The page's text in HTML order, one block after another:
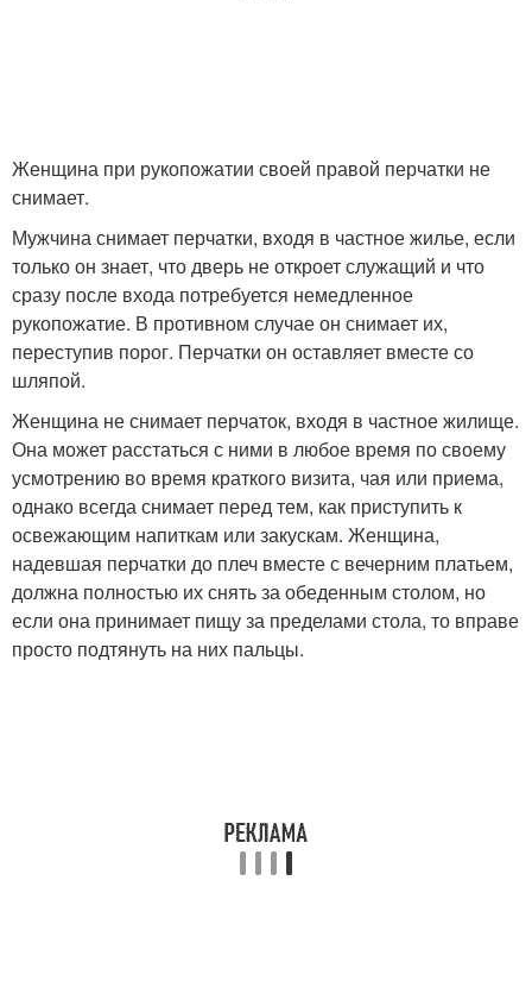
Женщина при рукопожатии своей правой перчатки не
снимает.
Мужчина снимает перчатки, входя в частное жилье, если
только он знает, что дверь не откроет служащий и что
сразу после входа потребуется немедленное
рукопожатие. В противном случае он снимает их,
переступив порог. Перчатки он оставляет вместе со
шляпой.
Женщина не снимает перчаток, входя в частное жилище.
Она может расстаться с ними в любое время по своему
усмотрению во время краткого визита, чая или приема,
однако всегда снимает перед тем, как приступить к
освежающим напиткам или закускам. Женщина,
надевшая перчатки до плеч вместе с вечерним платьем,
должна полностью их снять за обеденным столом, но
если она принимает пищу за пределами стола, то вправе
просто подтянуть на них пальцы.